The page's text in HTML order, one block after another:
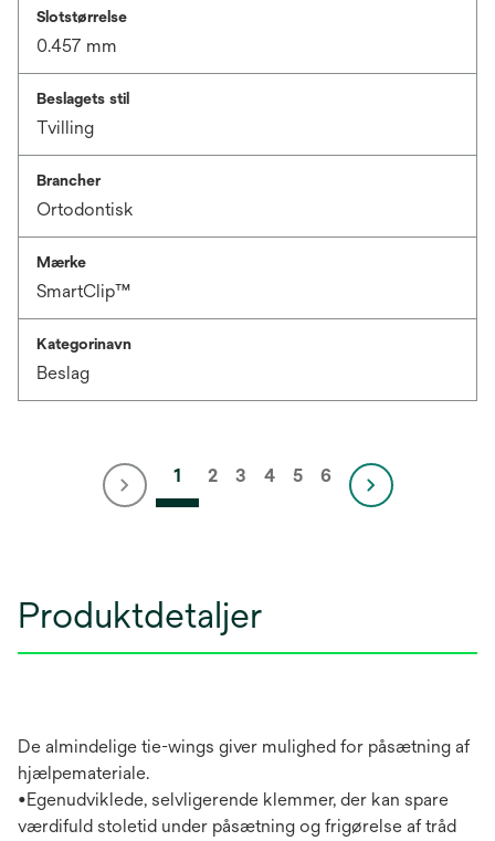
Slotstørrelse
0.457 mm
Beslagets stil
Tvilling
Brancher
Ortodontisk
Mærke
SmartClip™
Kategorinavn
Beslag
1 2 3 4 5 6
Produktdetaljer
De almindelige tie-wings giver mulighed for påsætning af
hjælpemateriale.
•Egenudviklede, selvligerende klemmer, der kan spare
værdifuld stoletid under påsætning og frigørelse af tråd